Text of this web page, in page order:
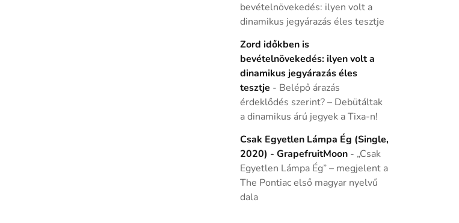
bevételnövekedés: ilyen volt a
dinamikus jegyárazás éles tesztje
Zord időkben is
bevételnövekedés: ilyen volt a
dinamikus jegyárazás éles
tesztje - Belépő árazás
érdeklődés szerint? – Debütáltak
a dinamikus árú jegyek a Tixa-n!
Csak Egyetlen Lámpa Ég (Single,
2020) - GrapefruitMoon- „Csak
Egyetlen Lámpa Ég” – megjelent a
The Pontiac első magyar nyelvű
dala